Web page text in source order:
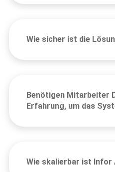
Wie sicher ist die
Benötigen Mitarbeiter
Erfahrung, um das
Wie skalierbar ist Infor